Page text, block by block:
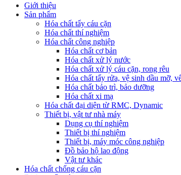
Giới thiệu
Sản phẩm
Hóa chất tẩy cáu cặn
Hóa chất thí nghiệm
Hóa chất công nghiệp
Hóa chất cơ bản
Hóa chất xử lý nước
Hóa chất xử lý cáu cặn, rong rêu
Hóa chất tẩy rửa, vệ sinh dầu mỡ,
Hóa chất bảo trì, bảo dưỡng
Hóa chất xi mạ
Hóa chất đại diện từ RMC, Dynamic
Thiết bị, vật tư nhà máy
Dụng cụ thí nghiệm
Thiết bị thí nghiệm
Thiết bị, máy móc công nghiệp
Đồ bảo hộ lao động
Vật tư khác
Hóa chất chống cáu cặn